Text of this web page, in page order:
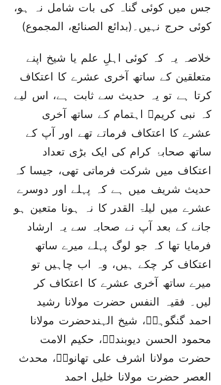
جس میں کوئی گناہ کی بات شامل نہ ہو،
کوئی حرج نہیں۔(بدائع الصنائع، المجموع)
خلاصہ یہ کہ کوئی اہلِ علم یا شیخ اپنے
متعلقین کے ساتھ آخری عشرے کا اعتکاف
کرتا ہے تو یہ حدیث سے ثابت ہے، اس لیے
کہ نبی کریمﷺ اہتمام کے ساتھ آخری
عشرے کا اعتکاف فرماتے تھے اور آپ کے
ساتھ صحابۂ کرام کی ایک بڑی تعداد
اعتکاف میں شرکت فرماتی تھی، جیسا کہ
حدیث شریف میں ہے کہ پہلے اور دوسرے
عشرے میں لیلۃ القدر کا نہ ہونا متعین ہو
جانے کے بعد آپ نے صحابہ سے یہ ارشاد
فرمایا تھا کہ جو لوگ پہلے میرے ساتھ
اعتکاف کر چکے ہیں، وہ اب چاہیں تو
میرے ساتھ آخری عشرے کا اعتکاف کر
لیں۔ فقیہ النفس حضرت مولانا رشید
احمد گنگوہیؒ، شیخ الہندحضرت مولانا
محمود الحسن دیوبندیؒ، حکیم الامت
حضرت مولانا اشرف علی تھانویؒ، محدث
العصر حضرت مولانا خلیل احمد